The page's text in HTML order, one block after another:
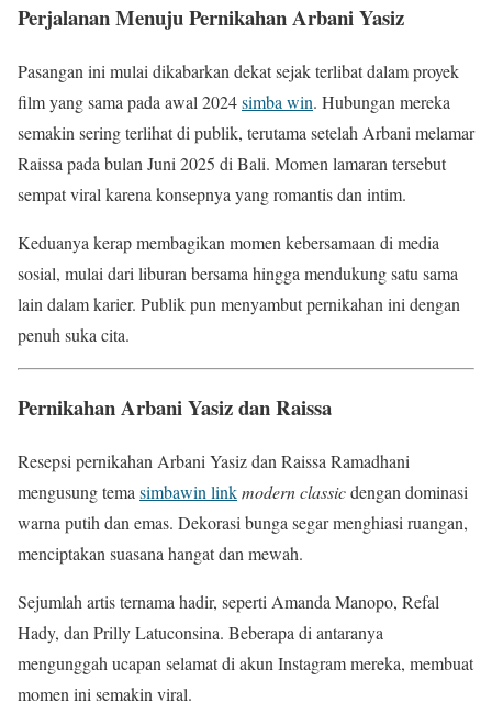
Perjalanan Menuju Pernikahan Arbani Yasiz
Pasangan ini mulai dikabarkan dekat sejak terlibat dalam proyek
film yang sama pada awal 2024simba win. Hubungan mereka
semakin sering terlihat di publik, terutama setelah Arbani melamar
Raissa pada bulan Juni 2025 di Bali. Momen lamaran tersebut
sempat viral karena konsepnya yang romantis dan intim.
Keduanya kerap membagikan momen kebersamaan di media
sosial, mulai dari liburan bersama hingga mendukung satu sama
lain dalam karier. Publik pun menyambut pernikahan ini dengan
penuh suka cita.
Pernikahan Arbani Yasiz dan Raissa
Resepsi pernikahan Arbani Yasiz dan Raissa Ramadhani
mengusung tema simbawin linkmodern classicdengan dominasi
warna putih dan emas. Dekorasi bunga segar menghiasi ruangan,
menciptakan suasana hangat dan mewah.
Sejumlah artis ternama hadir, seperti Amanda Manopo, Refal
Hady, dan Prilly Latuconsina. Beberapa di antaranya
mengunggah ucapan selamat di akun Instagram mereka, membuat
momen ini semakin viral.